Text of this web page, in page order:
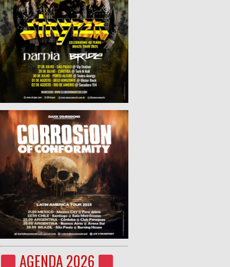
AGENDA 2026